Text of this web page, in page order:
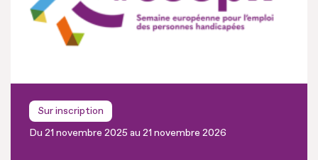
Sur inscription
Du 21 novembre 2025 au 21 novembre 2026